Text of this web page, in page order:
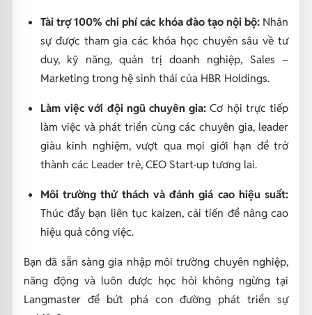
Tài trợ 100% chi phí các khóa đào tạo nội bộ:Nhân
sự được tham gia các khóa học chuyên sâu về tư
duy, kỹ năng, quản trị doanh nghiệp, Sales –
Marketing trong hệ sinh thái của HBR Holdings.
Làm việc với đội ngũ chuyên gia: Cơ hội trực tiếp
làm việc và phát triển cùng các chuyên gia, leader
giàu kinh nghiệm, vượt qua mọi giới hạn để trở
thành các Leader trẻ, CEO Start-up tương lai.
Môi trường thử thách và đánh giá cao hiệu suất:
Thúc đẩy bạn liên tục kaizen, cải tiến để nâng cao
hiệu quả công việc.
Bạn đã sẵn sàng gia nhập môi trường chuyên nghiệp,
năng động và luôn được học hỏi không ngừng tại
Langmaster để bứt phá con đường phát triển sự